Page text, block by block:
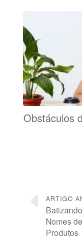
Obstáculos
ARTIGO
Nomes
Produtos